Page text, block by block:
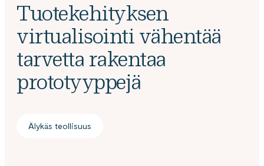
Tuotekehityksen
virtualisointi vähentää
tarvetta rakentaa
prototyyppejä
Älykäs teollisuus